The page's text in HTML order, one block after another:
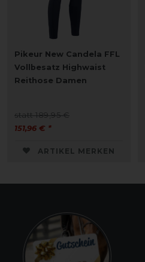
Pikeur New Candela FFL
Vollbesatz Highwaist
Reithose Damen
statt 189,95 €
151,96 € *
ARTIKEL MERKEN